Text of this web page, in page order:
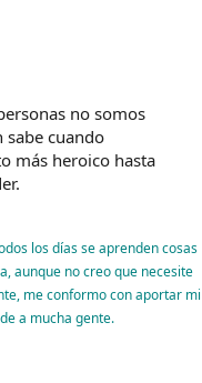
no somos
sabe cuando
más heroico hasta
los días se aprenden cosas
aunque no creo que necesite
me conformo con aportar mi
a mucha gente.